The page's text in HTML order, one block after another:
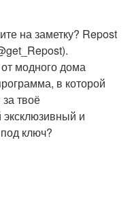
на заметку? Repost
модного дома
в которой
твоё
и
ключ?